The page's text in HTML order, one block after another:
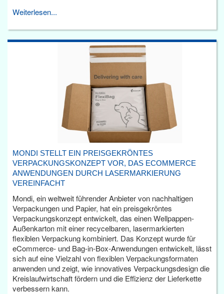
Weiterlesen...
MONDI STELLT EIN PREISGEKRÖNTES
VERPACKUNGSKONZEPT VOR, DAS ECOMMERCE
ANWENDUNGEN DURCH LASERMARKIERUNG
VEREINFACHT
Mondi, ein weltweit führender Anbieter von nachhaltigen
Verpackungen und Papier, hat ein preisgekröntes
Verpackungskonzept entwickelt, das einen Wellpappen-
Außenkarton mit einer recycelbaren, lasermarkierten
flexiblen Verpackung kombiniert. Das Konzept wurde für
eCommerce- und Bag-in-Box-Anwendungen entwickelt, lässt
sich auf eine Vielzahl von flexiblen Verpackungsformaten
anwenden und zeigt, wie innovatives Verpackungsdesign die
Kreislaufwirtschaft fördern und die Effizienz der Lieferkette
verbessern kann.